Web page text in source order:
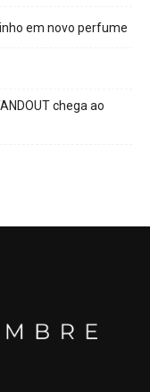
em novo perfume
chega ao